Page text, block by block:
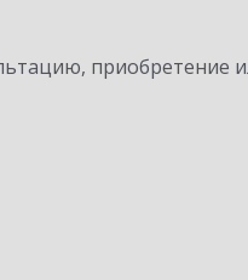
приобретение